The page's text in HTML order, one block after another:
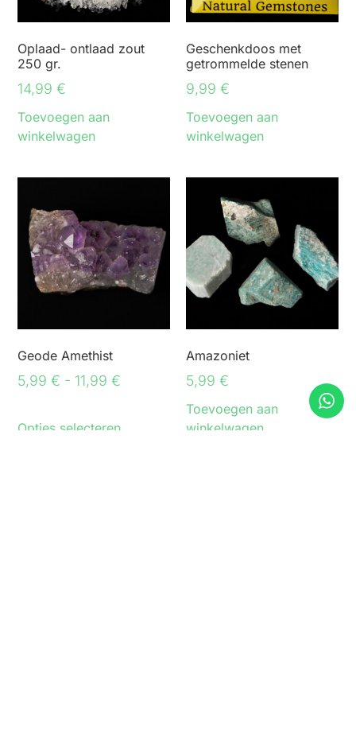
Oplaad- ontlaad zout
250 gr.
14,99€
Toevoegen aan
winkelwagen
Geschenkdoos met
getrommelde stenen
9,99 €
Toevoegen aan
winkelwagen
Geode Amethist
5,99€ - 11,99€
Opties selecteren
Amazoniet
5,99 €
Toevoegen aan
winkelwagen